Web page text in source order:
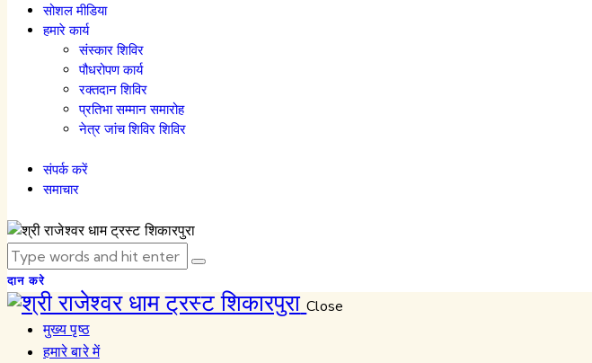
सोशल मीडिया
हमारे कार्य
संस्कार शिविर
पौधरोपण कार्य
रक्तदान शिविर
प्रतिभा सम्मान समारोह
नेत्र जांच शिविर शिविर
संपर्क करें
समाचार
दान करे
Close
मुख्य पृष्ठ
हमारे बारे में